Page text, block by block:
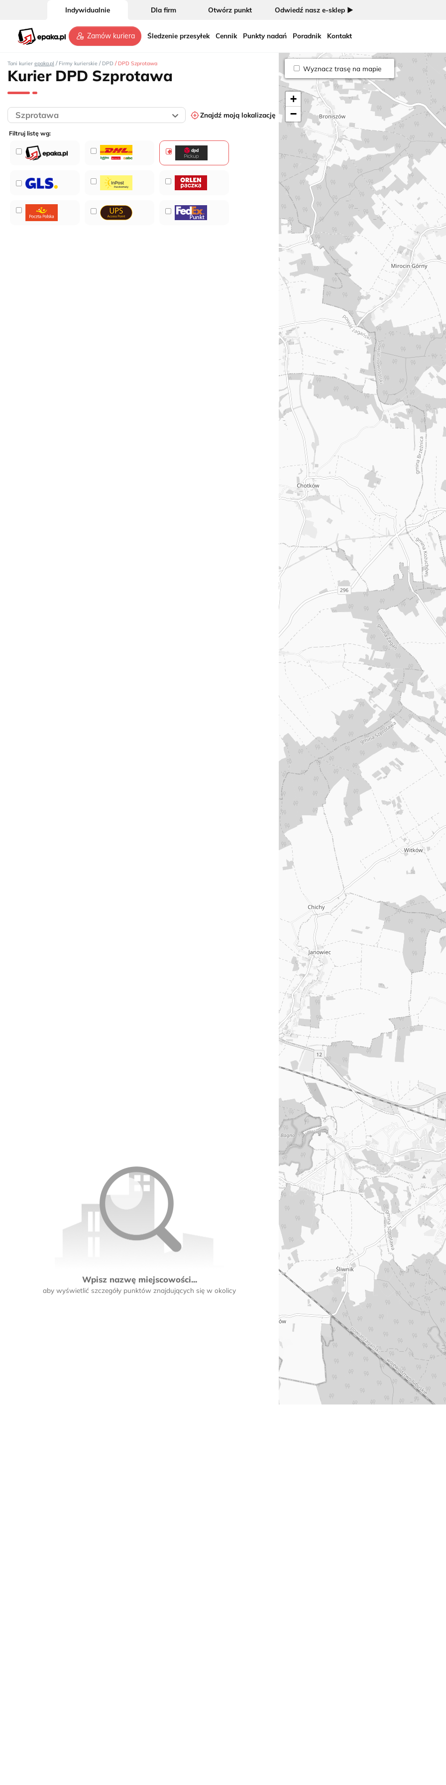
Indywidualnie Dla firm Otwórz punkt Odwiedź nasz e-sklep ►
Zamów kuriera Śledzenie przesyłek Cennik Punkty nadań Poradnik Kontakt
Tani kurier epaka.pl / Firmy kurierskie / DPD / DPD Szprotawa
Kurier DPD Szprotawa
Znajdź moją lokalizację
Filtruj listę wg:
Wpisz nazwę miejscowości...
aby wyświetlić szczegóły punktów znajdujących się w okolicy
Wyznacz trasę na mapie
+
−